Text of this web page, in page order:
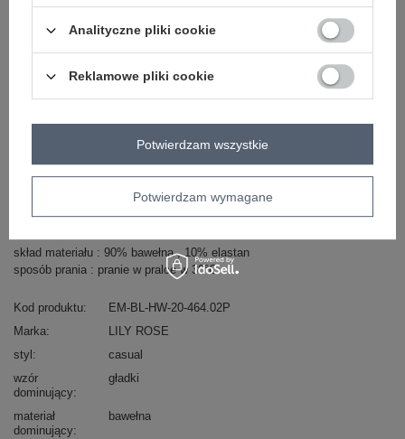
jasny fioletowy
Zobacz wszystkie kolory (+1)
Zadaj pytanie
skład materiału : 90% bawełna , 10% elastan
sposób prania : pranie w pralce w 30°C
Kod produktu
EM-BL-HW-20-464.02P
Marka
LILY ROSE
styl
casual
wzór
dominujący
gładki
materiał
dominujący
bawełna
Analityczne pliki cookie
Reklamowe pliki cookie
Potwierdzam wymagane
Potwierdzam wszystkie